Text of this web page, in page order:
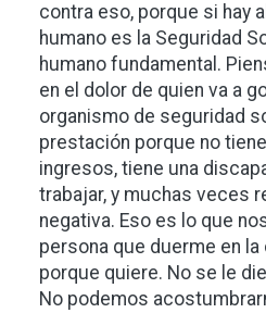
contra eso, porque si hay
humano es la Seguridad
humano fundamental.
en el dolor de quien va a
organismo de seguridad
prestación porque no
ingresos, tiene una
trabajar, y muchas veces
negativa. Eso es lo que
persona que duerme en la
porque quiere. No se le
No podemos